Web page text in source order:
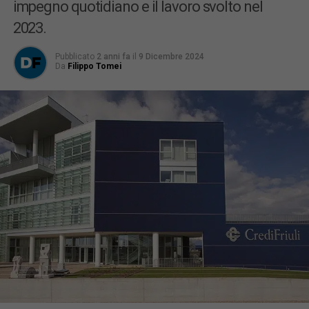
impegno quotidiano e il lavoro svolto nel
2023.
Pubblicato 2 anni fa il 9 Dicembre 2024
Da Filippo Tomei